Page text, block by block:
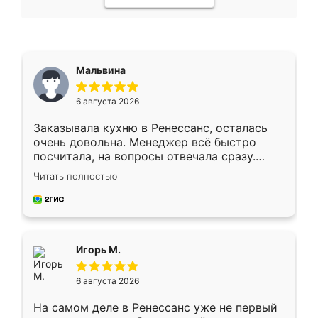
Мальвина
6 августа 2026
Заказывала кухню в Ренессанс, осталась
очень довольна. Менеджер всё быстро
посчитала, на вопросы отвечала сразу.
Замерщик приехал в субботу, подошёл к
делу со всей ответственностью. Собрали
за день, ребята работали аккуратно, даже
Читать полностью
Игорь М.
6 августа 2026
На самом деле в Ренессанс уже не первый